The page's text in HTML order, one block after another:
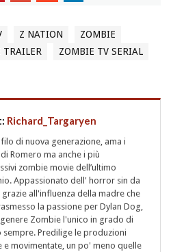
Z NATION
ZOMBIE
TRAILER
ZOMBIE TV SERIAL
Richard_Targaryen
di nuova generazione, ama i
Romero ma anche i più
zombie movie dell’ultimo
Appassionato dell' horror sin da
all'influenza della madre che
la passione per Dylan Dog,
Zombie l'unico in grado di
sempre. Predilige le produzioni
e movimentate, un po' meno quelle